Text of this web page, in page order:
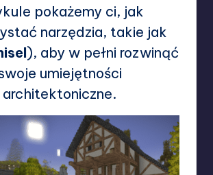
pokażemy ci, jak
narzędzia, takie jak
), aby w pełni rozwinąć
umiejętności
architektoniczne.